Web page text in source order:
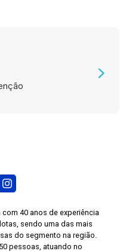
elevar sua
40 anos de experiência
sendo uma das mais
do segmento na região.
pessoas, atuando no